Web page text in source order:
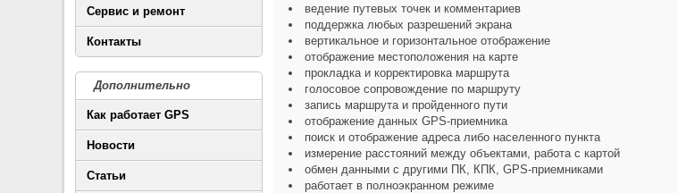
Сервис и ремонт
Контакты
Дополнительно
Как работает GPS
Новости
Статьи
ведение путевых точек и комментариев
поддержка любых разрешений экрана
вертикальное и горизонтальное отображение
отображение местоположения на карте
прокладка и корректировка маршрута
голосовое сопровождение по маршруту
запись маршрута и пройденного пути
отображение данных GPS-приемника
поиск и отображение адреса либо населенного пункта
измерение расстояний между объектами, работа с картой
обмен данными с другими ПК, КПК, GPS-приемниками
работает в полноэкранном режиме